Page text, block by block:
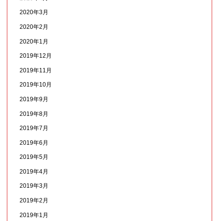
2020年3月
2020年2月
2020年1月
2019年12月
2019年11月
2019年10月
2019年9月
2019年8月
2019年7月
2019年6月
2019年5月
2019年4月
2019年3月
2019年2月
2019年1月